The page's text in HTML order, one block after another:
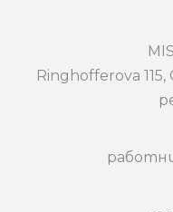
Ringhofferova